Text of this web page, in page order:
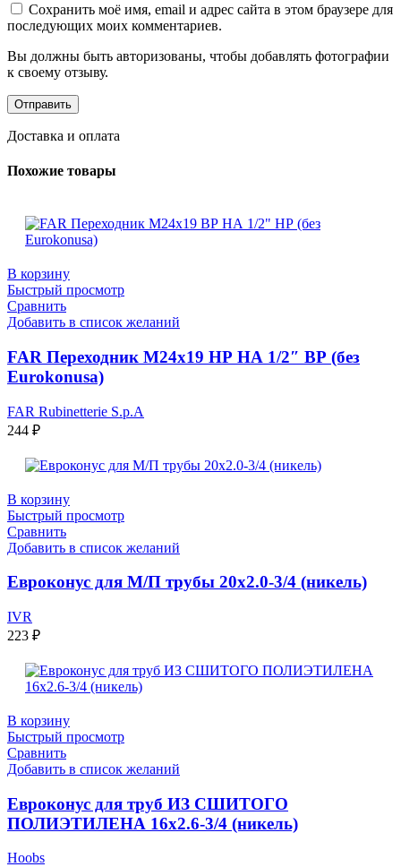
Сохранить моё имя, email и адрес сайта в этом браузере для
последующих моих комментариев.
Вы должны быть авторизованы, чтобы добавлять фотографии
к своему отзыву.
Доставка и оплата
Похожие товары
В корзину
Быстрый просмотр
Сравнить
Добавить в список желаний
FAR Переходник М24х19 НР НА 1/2″ ВР (без
Eurokonusа)
FAR Rubinetterie S.p.A
244 ₽
В корзину
Быстрый просмотр
Сравнить
Добавить в список желаний
Евроконус для М/П трубы 20х2.0-3/4 (никель)
IVR
223 ₽
В корзину
Быстрый просмотр
Сравнить
Добавить в список желаний
Евроконус для труб ИЗ СШИТОГО
ПОЛИЭТИЛЕНА 16х2.6-3/4 (никель)
Hoobs